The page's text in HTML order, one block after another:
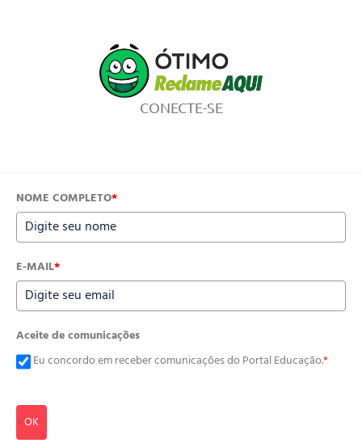
CONECTE-SE
NOME COMPLETO*
E-MAIL*
Aceite de comunicações
Eu concordo em receber comunicações do Portal Educação.*
OK